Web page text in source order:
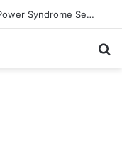
Cara Efektif Mengatasi Gejala Post Power Syndrome Setelah Pensiun Kerja